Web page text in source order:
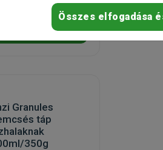
3 396 Ft
Kosárba
Granules
táp
350g
Összes elfogadása